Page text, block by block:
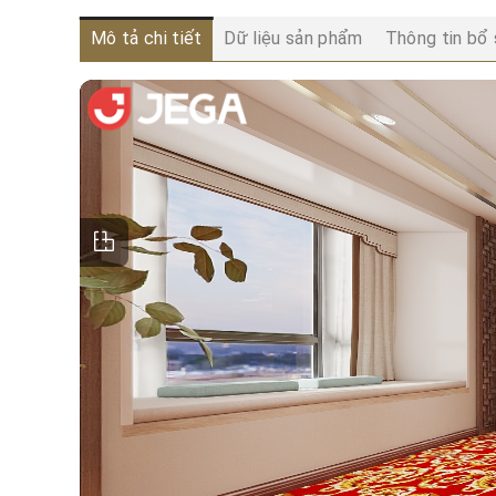
Mô tả chi tiết Dữ liệu sản phẩm Thông tin bổ